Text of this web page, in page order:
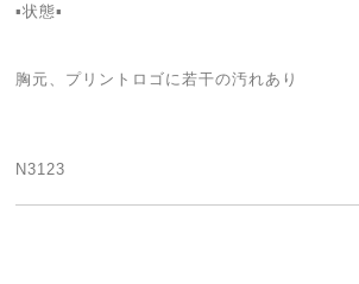
▪状態▪
胸元、プリントロゴに若干の汚れあり
N3123